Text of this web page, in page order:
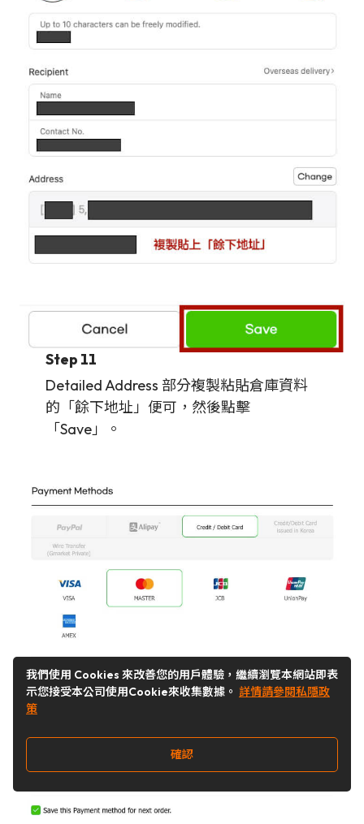
Step 11
Detailed Address 部分複製粘貼倉庫資料
的「餘下地址」便可，然後點擊
「Save」。
我們使用 Cookies 來改善您的用戶體驗，繼續瀏覽本網站即表
示您接受本公司使用Cookie來收集數據。 詳情請參閱私隱政
策
確認